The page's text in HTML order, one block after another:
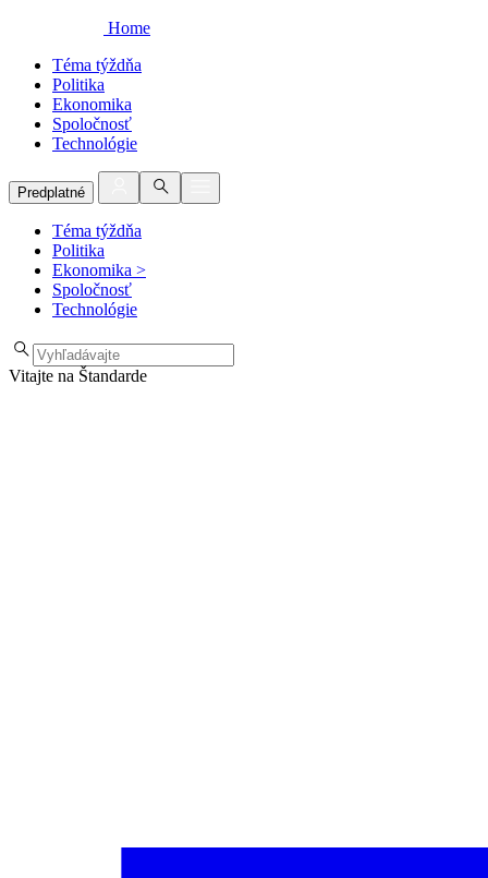
Home
Téma týždňa
Politika
Ekonomika
Spoločnosť
Technológie
Predplatné
Téma týždňa
Politika
Ekonomika >
Spoločnosť
Technológie
Vitajte na Štandarde